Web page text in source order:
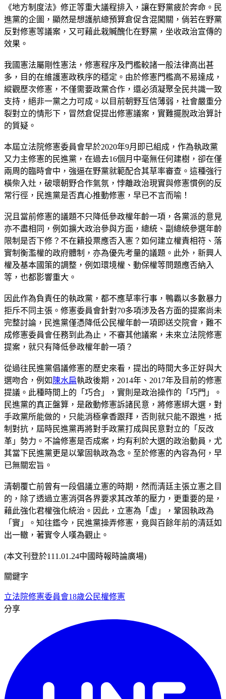
《地方制度法》修正等重大議程排入，讓在野黨疲於奔命。民
進黨的企圖，顯然是想護航總預算倉促含混闖關，倘若在野黨
反對修憲等議案，又可藉此栽贓醜化在野黨，坐收政治宣傳的
效果。
我國憲法屬剛性憲法，修憲程序及門檻較諸一般法律高出甚
多，目的在維護憲政秩序的穩定。由於修憲門檻高不易達成，
縱觀歷次修憲，不僅需要政黨合作，還必須凝聚全民共識一致
支持，絕非一黨之力可成。以目前朝野互信薄弱，社會嚴重分
裂對立的情形下，冒然倉促提出修憲議案，實難擺脫政治算計
的質疑。
本屆立法院修憲委員會早於2020年9月即已組成，作為執政黨
又力主修憲的民進黨，在過去16個月中毫無任何建樹，卻在僅
兩周的臨時會中，強逼在野黨就範配合其草率審查。這種強行
橫柴入灶，破壞朝野合作氣氛，悖離政治現實與修憲慣例的反
常行徑，民進黨是否真心推動修憲，早已不言而喻！
況且當前修憲的議題不只降低參政權年齡一項，各黨派的意見
亦不盡相同，例如擴大政治參與方面，總統、副總統參選年齡
限制是否下修？不在籍投票應否入憲？如何建立權責相符、落
實制衡濫權的政府體制，亦為優先考量的議題。此外，新興人
權及基本國策的調整，例如環境權、動保權等問題應否納入
等，也都影響重大。
因此作為負責任的執政黨，都不應草率行事，鴨霸以多數暴力
拒斥不同主張。修憲委員會針對70多項涉及各方面的提案尚未
完整討論，民進黨僅憑降低公民權年齡一項即送交院會，難不
成修憲委員會任務到此為止，不審其他議案，未來立法院修憲
提案，就只有降低參政權年齡一項？
從過往民進黨倡議修憲的歷史來看，提出的時間大多正好與大
選吻合，例如 陳水扁執政後期，2014年、2017年及目前的修憲
提議。此種時間上的「巧合」，實則是政治操作的「巧門」。
民進黨的真正盤算，是啟動修憲訴諸民意，將修憲綁大選，對
手政黨所能做的，只能消極拿香跟拜，否則就只能不跟進，抵
制對抗，屆時民進黨再將對手政黨打成與民意對立的「反改
革」勢力。不論修憲是否成案，均有利於大選的政治動員，尤
其當下民進黨更是以鞏固執政為念。至於修憲的內容為何，早
已無關宏旨。
清朝覆亡前曾有一段倡議立憲的時期，然而清廷主張立憲之目
的，除了透過立憲消弭各界要求其改革的壓力，更重要的是，
藉此強化君權強化統治。因此，立憲為「虛」，鞏固執政為
「實」。知往鑑今，民進黨操弄修憲，竟與百餘年前的清廷如
出一轍，著實令人嘆為觀止。
(本文刊登於111.01.24中國時報時論廣場)
關鍵字
立法院修憲委員會18歲公民權修憲
分享